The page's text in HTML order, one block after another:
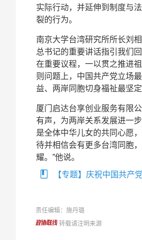
实际行动，并延伸到制度与
裂的行为。
南京大学台湾研究所所长刘
总书记的重要讲话指引我们
在重要议程，一以贯之推进
则问题上，中国共产党立场
益、两岸同胞切身福祉最坚
厦门启达台享创业服务有限
有声，为两岸关系发展进一
是全体中华儿女的共同心愿
待并相信会有更多台湾同胞
耀。”他说。
【专题】庆祝中国共产
责任编辑：施丹璐
转载请注明来源